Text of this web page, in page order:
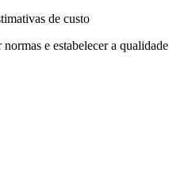
de custo
e estabelecer a qualidade